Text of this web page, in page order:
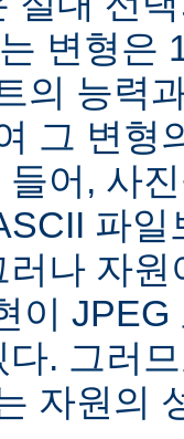
변형은
의 능력
그 변형
어, 사
파
나 자
이
. 그러
자원의